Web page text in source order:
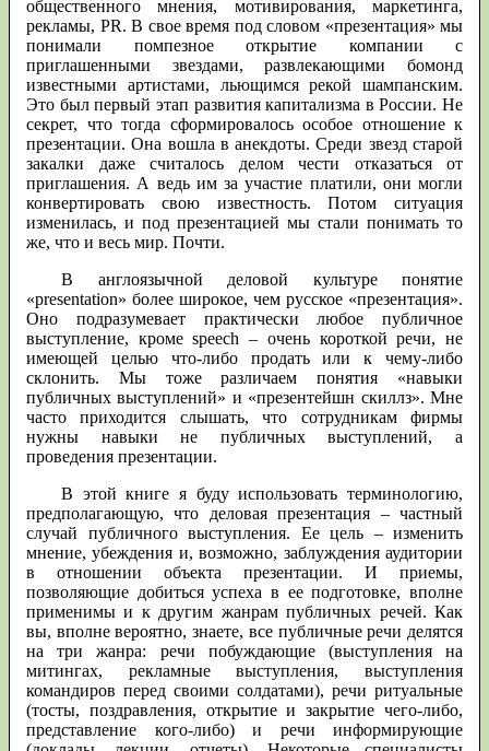
общественного мнения, мотивирования, маркетинга,
рекламы, PR. В свое время под словом «презентация» мы
понимали помпезное открытие компании с
приглашенными звездами, развлекающими бомонд
известными артистами, льющимся рекой шампанским.
Это был первый этап развития капитализма в России. Не
секрет, что тогда сформировалось особое отношение к
презентации. Она вошла в анекдоты. Среди звезд старой
закалки даже считалось делом чести отказаться от
приглашения. А ведь им за участие платили, они могли
конвертировать свою известность. Потом ситуация
изменилась, и под презентацией мы стали понимать то
же, что и весь мир. Почти.
В англоязычной деловой культуре понятие
«presentation» более широкое, чем русское «презентация».
Оно подразумевает практически любое публичное
выступление, кроме speech – очень короткой речи, не
имеющей целью что-либо продать или к чему-либо
склонить. Мы тоже различаем понятия «навыки
публичных выступлений» и «презентейшн скиллз». Мне
часто приходится слышать, что сотрудникам фирмы
нужны навыки не публичных выступлений, а
проведения презентации.
В этой книге я буду использовать терминологию,
предполагающую, что деловая презентация – частный
случай публичного выступления. Ее цель – изменить
мнение, убеждения и, возможно, заблуждения аудитории
в отношении объекта презентации. И приемы,
позволяющие добиться успеха в ее подготовке, вполне
применимы и к другим жанрам публичных речей. Как
вы, вполне вероятно, знаете, все публичные речи делятся
на три жанра: речи побуждающие (выступления на
митингах, рекламные выступления, выступления
командиров перед своими солдатами), речи ритуальные
(тосты, поздравления, открытие и закрытие чего-либо,
представление кого-либо) и речи информирующие